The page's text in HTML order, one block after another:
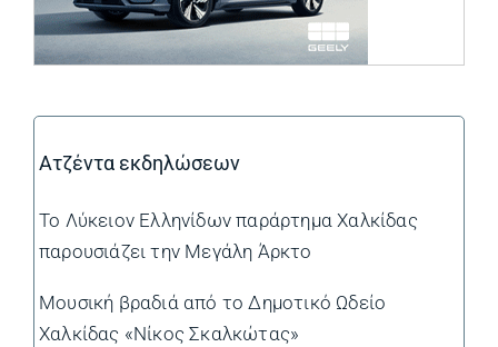
Ατζέντα εκδηλώσεων
Το Λύκειον Ελληνίδων παράρτημα Χαλκίδας
παρουσιάζει την Μεγάλη Άρκτο
Μουσική βραδιά από το Δημοτικό Ωδείο
Χαλκίδας «Νίκος Σκαλκώτας»